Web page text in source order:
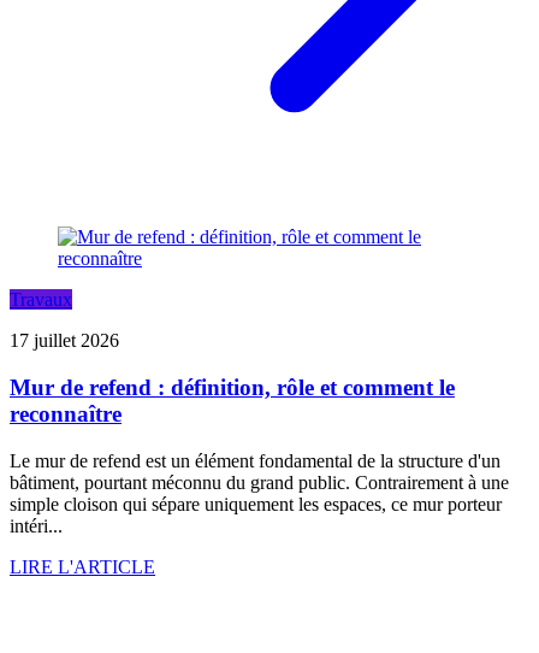
Travaux
17 juillet 2026
Mur de refend : définition, rôle et comment le
reconnaître
Le mur de refend est un élément fondamental de la structure d'un
bâtiment, pourtant méconnu du grand public. Contrairement à une
simple cloison qui sépare uniquement les espaces, ce mur porteur
intéri...
LIRE L'ARTICLE